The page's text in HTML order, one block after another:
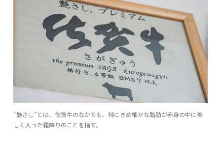
“艶さし”とは、佐賀牛のなかでも、特にきめ細かな脂肪が赤身の中に美
しく入った霜降りのことを指す。